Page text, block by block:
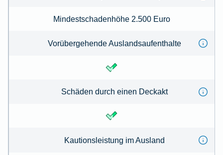
Mindestschadenhöhe 2.500 Euro
Vorübergehende Auslandsaufenthalte
Schäden durch einen Deckakt
Kautionsleistung im Ausland